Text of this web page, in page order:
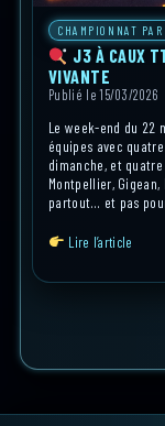
CHAMPIONNAT PAR
J3 À CAUX
VIVANTE
Publié le 15/03/2026
Le week-end du 22
équipes avec
dimanche, et
Montpellier,
partout… et pas
Lire l’article